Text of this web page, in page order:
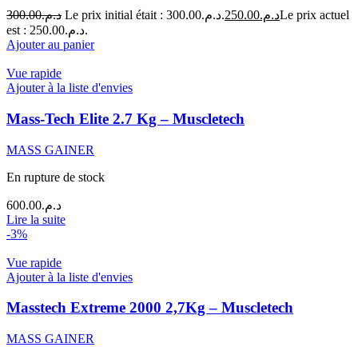
د.م.300.00 Le prix initial était : د.م.300.00. د.م.250.00
Le prix actuel
est : د.م.250.00.
Ajouter au panier
Vue rapide
Ajouter à la liste d'envies
Mass-Tech Elite 2.7 Kg – Muscletech
MASS GAINER
En rupture de stock
د.م.600.00
Lire la suite
-3%
Vue rapide
Ajouter à la liste d'envies
Masstech Extreme 2000 2,7Kg – Muscletech
MASS GAINER